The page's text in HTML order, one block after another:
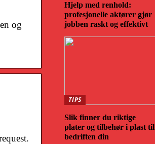
og
Hjelp med renhold:
profesjonelle aktører gjør
jobben raskt og effektivt
TIPS
Slik finner du riktige
plater og tilbehør i plast til
bedriften din